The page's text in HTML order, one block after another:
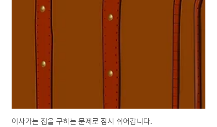
이사가는 집을 구하는 문제로 잠시 쉬어갑니다.